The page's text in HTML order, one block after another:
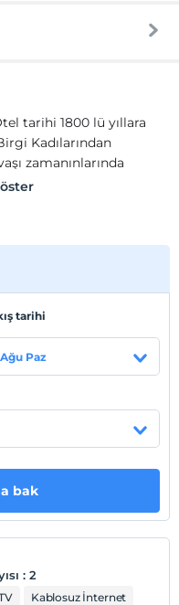
tarihi 1800 lü yıllara
Kadılarından
zamanınlarında
restoresine başlanan
açılmıştır.
Kadılarından
zamanınlarında
tarihi 1800 lü yıllara
zamanınlarında
restoresine başlanan
açılmıştır.
Göster
tarihi
Paz
bak
: 2
Kablosuz İnternet